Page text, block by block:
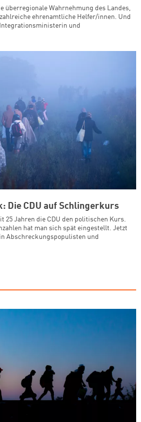
überregionale Wahrnehmung des Landes,
ehrenamtliche Helfer/innen. Und
und
Die CDU auf Schlingerkurs
25 Jahren die CDU den politischen Kurs.
hat man sich spät eingestellt. Jetzt
Abschreckungspopulisten und